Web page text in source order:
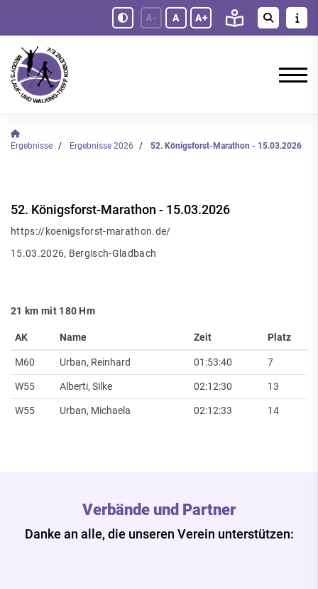
A- A A+
Ergebnisse Ergebnisse 2026 52. Königsforst-Marathon - 15.03.2026
52. Königsforst-Marathon - 15.03.2026
https://koenigsforst-marathon.de/
15.03.2026, Bergisch-Gladbach
21 km mit 180 Hm
AK Name Zeit Platz
M60 Urban, Reinhard 01:53:40
7
W55
Alberti, Silke 02:12:30
13
W55
Urban, Michaela 02:12:33 14
Verbände und Partner
Danke an alle, die unseren Verein unterstützen: